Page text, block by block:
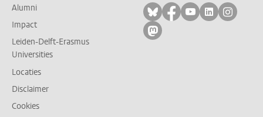
Alumni
Impact
Leiden-Delft-Erasmus
Universities
Locaties
Disclaimer
Cookies
Volg ons op bluesky
Volg ons op
Volg ons op
Volg ons
Volg
Volg ons op mastodon